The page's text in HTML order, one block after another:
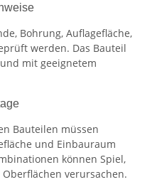
Bohrung, Auflagefläche,
werden. Das Bauteil
mit geeignetem
Bauteilen müssen
und Einbauraum
können Spiel,
verursachen.